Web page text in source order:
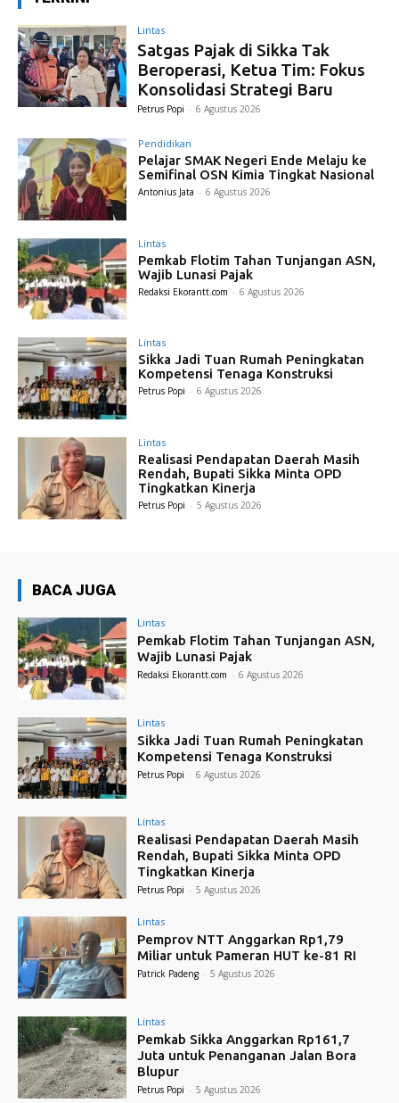
Lintas
Satgas Pajak di Sikka Tak
Beroperasi, Ketua Tim: Fokus
Konsolidasi Strategi Baru
Petrus Popi - 6 Agustus 2026
Pendidikan
Pelajar SMAK Negeri Ende Melaju ke
Semifinal OSN Kimia Tingkat Nasional
Antonius Jata - 6 Agustus 2026
Lintas
Pemkab Flotim Tahan Tunjangan ASN,
Wajib Lunasi Pajak
Redaksi Ekorantt.com - 6 Agustus 2026
Lintas
Sikka Jadi Tuan Rumah Peningkatan
Kompetensi Tenaga Konstruksi
Petrus Popi - 6 Agustus 2026
Lintas
Realisasi Pendapatan Daerah Masih
Rendah, Bupati Sikka Minta OPD
Tingkatkan Kinerja
Petrus Popi - 5 Agustus 2026
BACA JUGA
Lintas
Pemkab Flotim Tahan Tunjangan ASN,
Wajib Lunasi Pajak
Redaksi Ekorantt.com - 6 Agustus 2026
Lintas
Sikka Jadi Tuan Rumah Peningkatan
Kompetensi Tenaga Konstruksi
Petrus Popi - 6 Agustus 2026
Lintas
Realisasi Pendapatan Daerah Masih
Rendah, Bupati Sikka Minta OPD
Tingkatkan Kinerja
Petrus Popi - 5 Agustus 2026
Lintas
Pemprov NTT Anggarkan Rp1,79
Miliar untuk Pameran HUT ke-81 RI
Patrick Padeng - 5 Agustus 2026
Lintas
Pemkab Sikka Anggarkan Rp161,7
Juta untuk Penanganan Jalan Bora
Blupur
Petrus Popi - 5 Agustus 2026